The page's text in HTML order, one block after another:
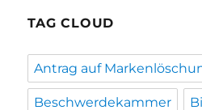
TAG CLOUD
Antrag auf
Beschwerdekammer